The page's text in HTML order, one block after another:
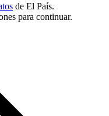
de El País.
para continuar.